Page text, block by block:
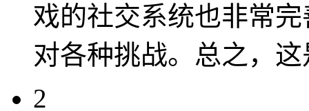
戏的社交系统也非常
对各种挑战。总之，
2